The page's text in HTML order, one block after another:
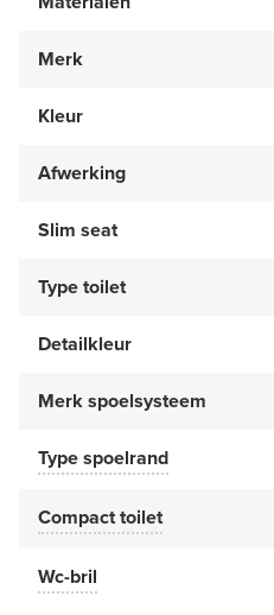
Merk
Kleur
Afwerking
Slim seat
Type toilet
Detailkleur
Merk spoelsysteem
Type spoelrand
Compact toilet
Wc-bril